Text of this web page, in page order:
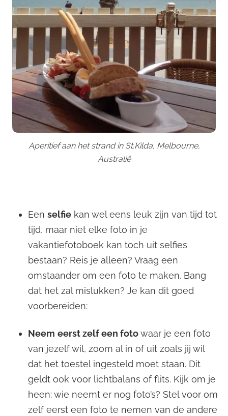
Aperitief aan het strand in St.Kilda, Melbourne,
Australië
Een selfie kan wel eens leuk zijn van tijd tot
tijd, maar niet elke foto in je
vakantiefotoboek kan toch uit selfies
bestaan? Reis je alleen? Vraag een
omstaander om een foto te maken. Bang
dat het zal mislukken? Je kan dit goed
voorbereiden:
Neem eerst zelf een fotowaar je een foto
van jezelf wil, zoom al in of uit zoals jij wil
dat het toestel ingesteld moet staan. Dit
geldt ook voor lichtbalans of flits. Kijk om je
heen: wie neemt er nog foto’s? Stel voor om
zelf eerst een foto te nemen van de andere